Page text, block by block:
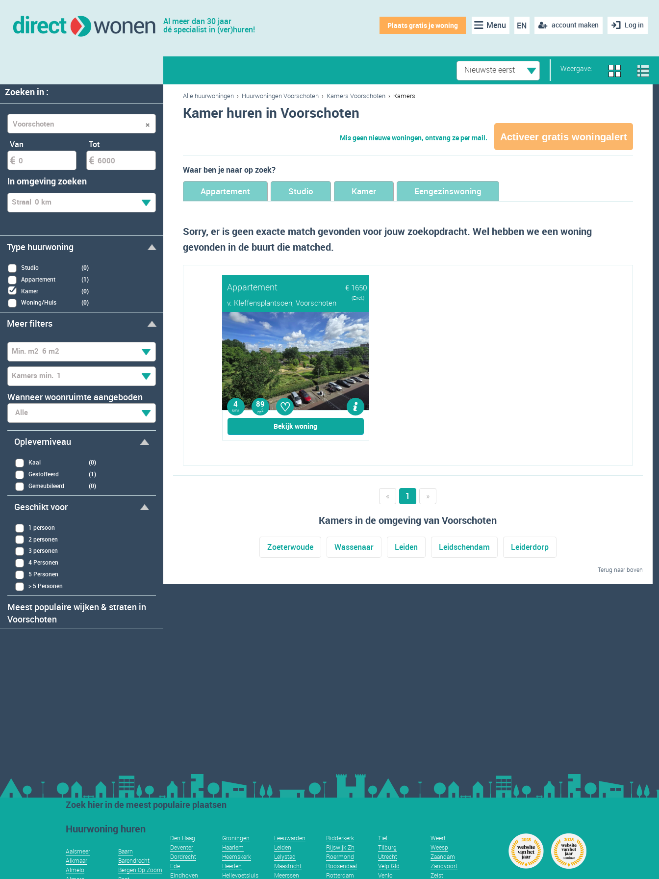
Al meer dan 30 jaar
dé specialist in (ver)huren! Log in
account maken
EN
Menu
Plaats gratis je woning
Weergave:
Nieuwste eerst
Zoeken in :
Van Tot
In omgeving zoeken
Straal 0 km
Type huurwoning
Studio
(0)
Appartement
(1)
Kamer
(0)
Woning/Huis
(0)
Meer filters
Min. m2 6 m2
Kamers min. 1
Wanneer woonruimte aangeboden
Alle
Opleverniveau
Kaal
(0)
Gestoffeerd
(1)
Gemeubileerd
(0)
Geschikt voor
1 persoon
2 personen
3 personen
4 Personen
5 Personen
> 5 Personen
Meest populaire wijken & straten in
Voorschoten
Alle huurwoningen › Huurwoningen Voorschoten › Kamers Voorschoten › Kamers
Kamer huren in Voorschoten
Mis geen nieuwe woningen, ontvang ze per mail. Activeer gratis woningalert
Waar ben je naar op zoek?
Appartement Studio Kamer Eengezinswoning
Sorry, er is geen exacte match gevonden voor jouw zoekopdracht. Wel hebben we een woning
gevonden in de buurt die matched.
Appartement
€ 1650
v. Kleffensplantsoen, Voorschoten
(Excl.)
4
kmr
89
m2 ♡
Bekijk woning
« 1 »
Kamers in de omgeving van Voorschoten
Zoeterwoude Wassenaar Leiden Leidschendam Leiderdorp
Terug naar boven
Zoek hier in de meest populaire plaatsen
Huurwoning huren
Aalsmeer
Alkmaar
Almelo
Baarn
Barendrecht
Bergen Op Zoom
Den Haag
Deventer
Dordrecht
Ede
Eindhoven
Groningen
Haarlem
Heemskerk
Heerlen
Hellevoetsluis
Leeuwarden
Leiden
Lelystad
Maastricht
Meerssen
Ridderkerk
Rijswijk Zh
Roermond
Roosendaal
Rotterdam
Tiel
Tilburg
Utrecht
Velp Gld
Venlo
Weert
Weesp
Zaandam
Zandvoort
Zeist